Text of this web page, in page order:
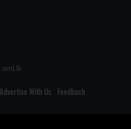
Advertise With Us Feedback